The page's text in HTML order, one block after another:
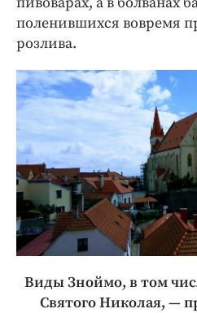
поленившихся вовремя
розлива.
Виды Зноймо, в том
Святого Николая, —